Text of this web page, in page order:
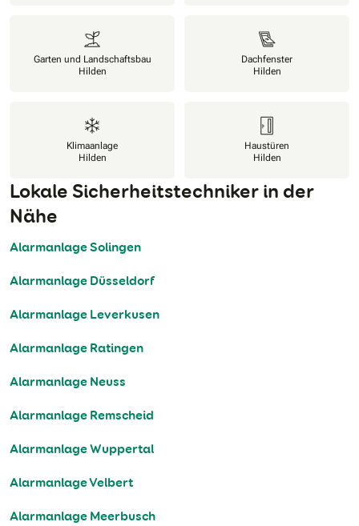
Garten und Landschaftsbau
Hilden
Dachfenster
Hilden
Klimaanlage
Hilden
Haustüren
Hilden
Lokale Sicherheitstechniker in der
Nähe
Alarmanlage Solingen
Alarmanlage Düsseldorf
Alarmanlage Leverkusen
Alarmanlage Ratingen
Alarmanlage Neuss
Alarmanlage Remscheid
Alarmanlage Wuppertal
Alarmanlage Velbert
Alarmanlage Meerbusch